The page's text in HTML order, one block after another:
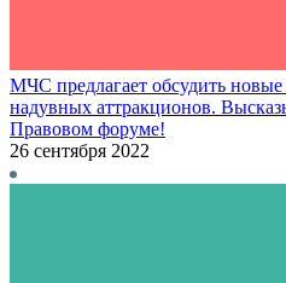
МЧС предлагает обсудить новые
надувных аттракционов.
Правовом форуме!
26 сентября 2022